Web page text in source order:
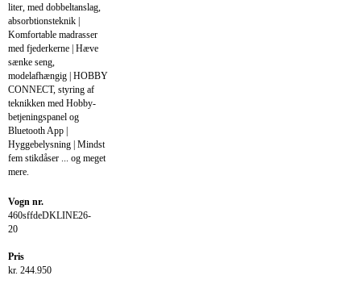
liter, med dobbeltanslag,
absorbtionsteknik |
Komfortable madrasser
med fjederkerne | Hæve
sænke seng,
modelafhængig | HOBBY
CONNECT, styring af
teknikken med Hobby-
betjeningspanel og
Bluetooth App |
Hyggebelysning | Mindst
fem stikdåser ... og meget
mere.
Vogn nr.
460sffdeDKLINE26-
20
Pris
kr. 244.950